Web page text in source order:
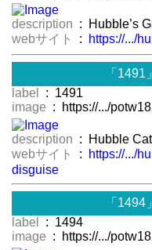
description : Hubble’s
webサイト
: https://.../
「
label
: 1491
image : https://.../
description : Hubble
webサイト
:
https://.../
disguise
「
label
: 1494
image : https://.../